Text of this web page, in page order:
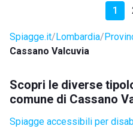
1
Spiagge.it Lombardia
Cassano Valcuvia
Scopri le diverse
comune di Cassano
Spiagge accessibili per